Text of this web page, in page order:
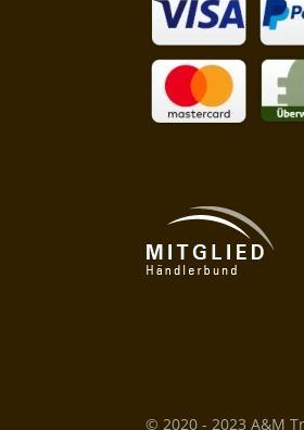
© 2020 - 2023 A&M